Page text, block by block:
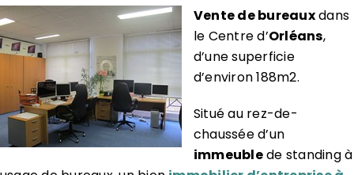
Vente de bureauxdans
le Centre d’Orléans,
d’une superficie
d’environ 188m2.
Situé au rez-de-
chaussée d’un
immeublede standing à